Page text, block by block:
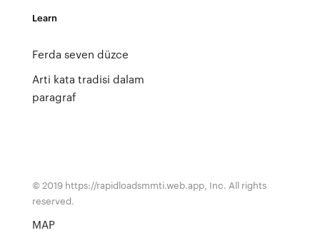
Learn
Ferda seven düzce
Arti kata tradisi dalam
paragraf
© 2019 https://rapidloadsmmti.web.app, Inc. All rights
reserved.
MAP